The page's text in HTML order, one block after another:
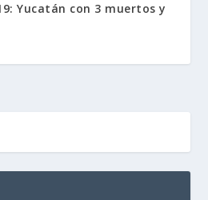
Yucatán con 3 muertos y